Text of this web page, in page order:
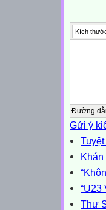
Kích
Đường
Gửi ý
Khán
“U23
Thư